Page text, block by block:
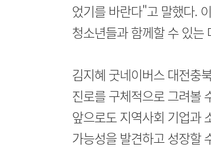
었기를 바란다"고 말했다.
청소년들과 함께할 수 있는
김지혜 굿네이버스 대전충
진로를 구체적으로 그려볼
앞으로도 지역사회 기업과
가능성을 발견하고 성장할